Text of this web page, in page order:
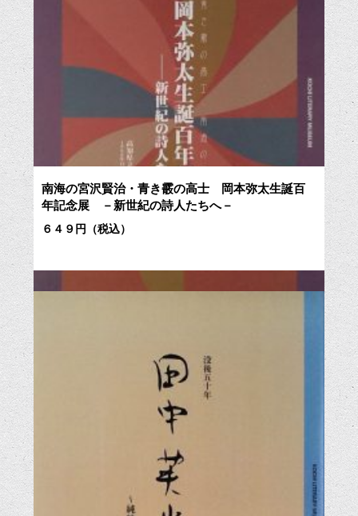
南海の宮沢賢治・青き霰の高士 岡本弥太生誕百
年記念展 －新世紀の詩人たちへ－
６４９円（税込）